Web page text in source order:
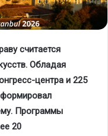
считается
Обладая
центра и 225
Программы
20